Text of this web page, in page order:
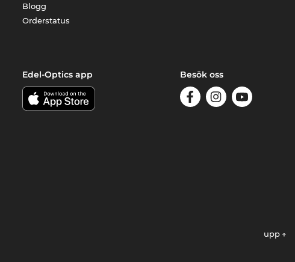
Blogg
Orderstatus
Edel-Optics app Besök oss
upp